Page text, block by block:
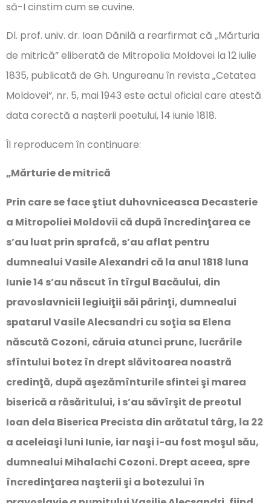
să-I cinstim cum se cuvine.
Dl. prof. univ. dr. Ioan Dănilă a rearfirmat că „Mărturia
de mitrică” eliberată de Mitropolia Moldovei la 12 iulie
1835, publicată de Gh. Ungureanu în revista „Cetatea
Moldovei”, nr. 5, mai 1943 este actul oficial care atestă
data corectă a nașterii poetului, 14 iunie 1818.
Îl reproducem în continuare:
„Mărturie de mitrică
Prin care se face ştiut duhovniceasca Decasterie
a Mitropoliei Moldovii că după încredinţarea ce
s’au luat prin sprafcă, s’au aflat pentru
dumnealui Vasile Alexandri că la anul 1818 luna
Iunie 14 s’au născut în tîrgul Bacăului, din
pravoslavnicii legiuiţii săi părinţi, dumnealui
spatarul Vasile Alecsandri cu soţia sa Elena
născută Cozoni, căruia atunci prunc, lucrările
sfîntului botez în drept slăvitoarea noastră
credinţă, după aşezămînturile sfintei şi marea
biserică a răsăritului, i s’au săvîrşit de preotul
Ioan dela Biserica Precista din arătatul târg, la 22
a aceleiaşi luni Iunie, iar naşi i-au fost moşul său,
dumnealui Mihalachi Cozoni. Drept aceea, spre
încredinţarea naşterii şi a botezului în